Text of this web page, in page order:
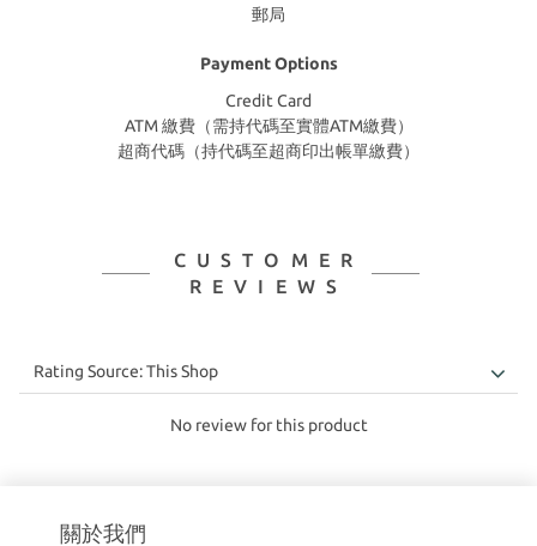
郵局
Payment Options
Credit Card
ATM 繳費（需持代碼至實體ATM繳費）
超商代碼（持代碼至超商印出帳單繳費）
CUSTOMER
REVIEWS
No review for this product
關於我們